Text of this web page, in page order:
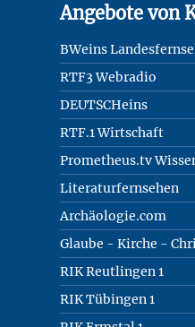
Angebote von
BWeins
RTF3 Webradio
DEUTSCHeins
RTF.1 Wirtschaft
Prometheus.tv
Literaturfernsehen
Archäologie.com
Glaube - Kirche -
RIK Reutlingen 1
RIK Tübingen 1